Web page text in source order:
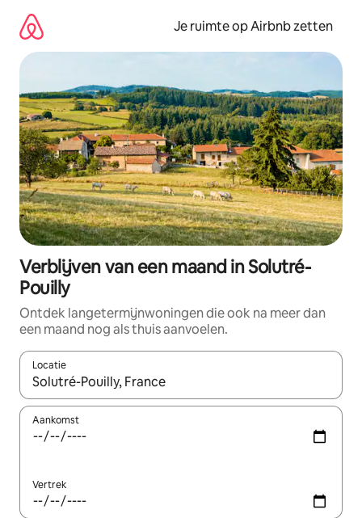
direct
naar
inhoud
Je ruimte op Airbnb zetten
Verblijven van een maand in Solutré-
Pouilly
Ontdek langetermijnwoningen die ook na meer dan
een maand nog als thuis aanvoelen.
Locatie
Wanneer er suggesties beschikbaar zijn, maak je een keuze
Aankomst
Vertrek